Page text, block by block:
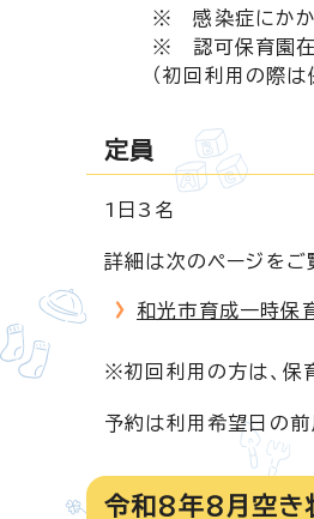
※ 感染症にかか
※ 認可保育園在
（初回利用の際は
定員
1日3名
詳細は次のページをご
和光市育成一時保
※初回利用の方は、保
予約は利用希望日の前
令和8年8月空き